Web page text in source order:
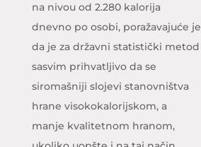
na nivou od 2.280 kalorija
dnevno po osobi, poražavajuće je
da je za državni statistički metod
sasvim prihvatljivo da se
siromašniji slojevi stanovništva
hrane visokokalorijskom, a
manje kvalitetnom hranom,